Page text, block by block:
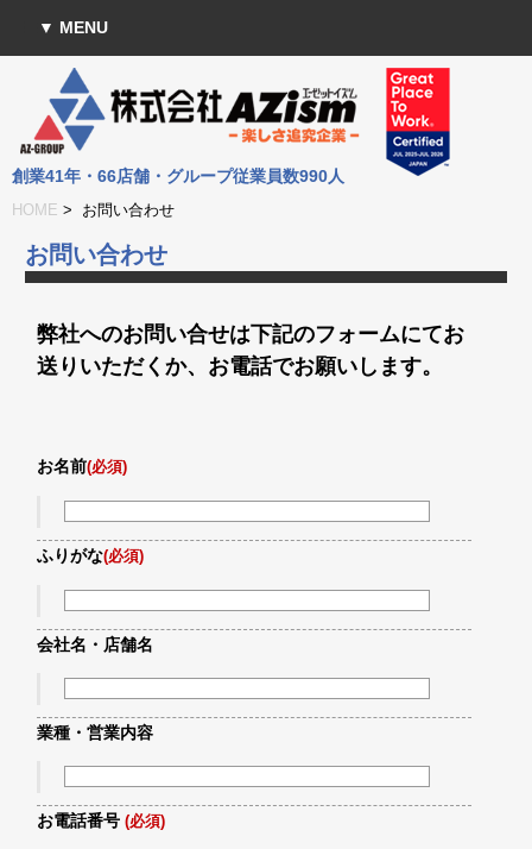
▼ MENU
創業41年・66店舗・グループ従業員数990人
HOME > お問い合わせ
お問い合わせ
弊社へのお問い合せは下記のフォームにてお
送りいただくか、お電話でお願いします。
お名前(必須)
ふりがな(必須)
会社名・店舗名
業種・営業内容
お電話番号 (必須)